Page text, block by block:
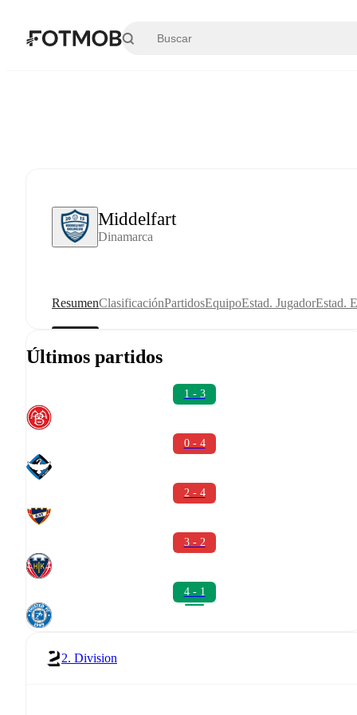
Middelfart
Dinamarca
ResumenClasificaciónPartidosEquipoEstad. JugadorEstad.
Últimos partidos
1 - 3
0 - 4
2 - 4
3 - 2
4 - 1
2. Division